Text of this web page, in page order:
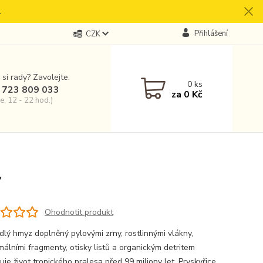
CZK Přihlášení
rady? Zavolejte.
809 033
12 - 22 hod.)
0ks
za 0 Kč
Ohodnotit produkt
hmyz doplněný pylovými zrny, rostlinnými vlákny,
fragmenty, otisky listů a organickým detritem